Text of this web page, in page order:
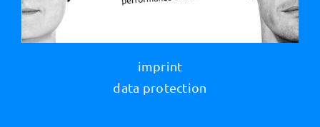
imprint
data protection